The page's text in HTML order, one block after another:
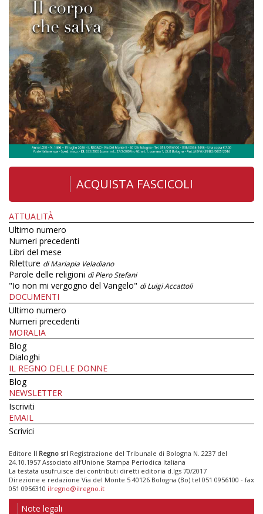
ACQUISTA FASCICOLI
ATTUALITÀ
Ultimo numero
Numeri precedenti
Libri del mese
Riletture di Mariapia Veladiano
Parole delle religioni di Piero Stefani
"Io non mi vergogno del Vangelo" di Luigi Accattoli
DOCUMENTI
Ultimo numero
Numeri precedenti
MORALIA
Blog
Dialoghi
IL REGNO DELLE DONNE
Blog
NEWSLETTER
Iscriviti
EMAIL
Scrivici
Editore Il Regno srl Registrazione del Tribunale di Bologna N. 2237 del
24.10.1957 Associato all’Unione Stampa Periodica Italiana
La testata usufruisce dei contributi diretti editoria d.lgs 70/2017
Direzione e redazione Via del Monte 5 40126 Bologna (Bo) tel 051 0956100 - fax
051 0956310 ilregno@ilregno.it
Note legali